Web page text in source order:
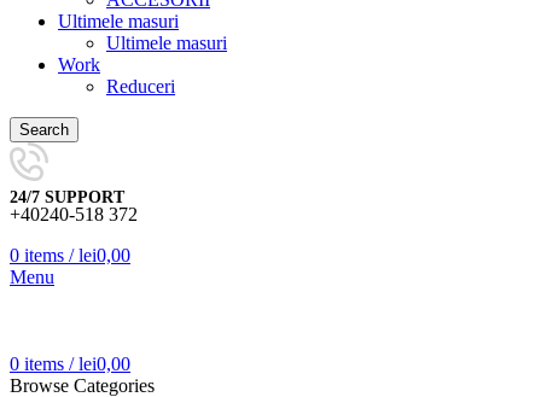
Ultimele masuri
Ultimele masuri
Work
Reduceri
Search
24/7 SUPPORT
+40240-518 372
0 items / lei0,00
Menu
0 items / lei0,00
Browse Categories